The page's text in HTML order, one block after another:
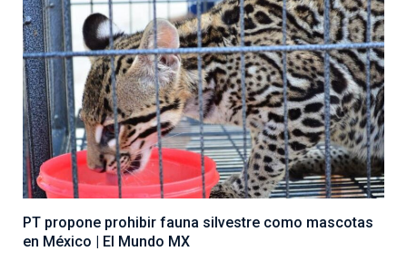
PT propone prohibir fauna silvestre como mascotas
en México | El Mundo MX